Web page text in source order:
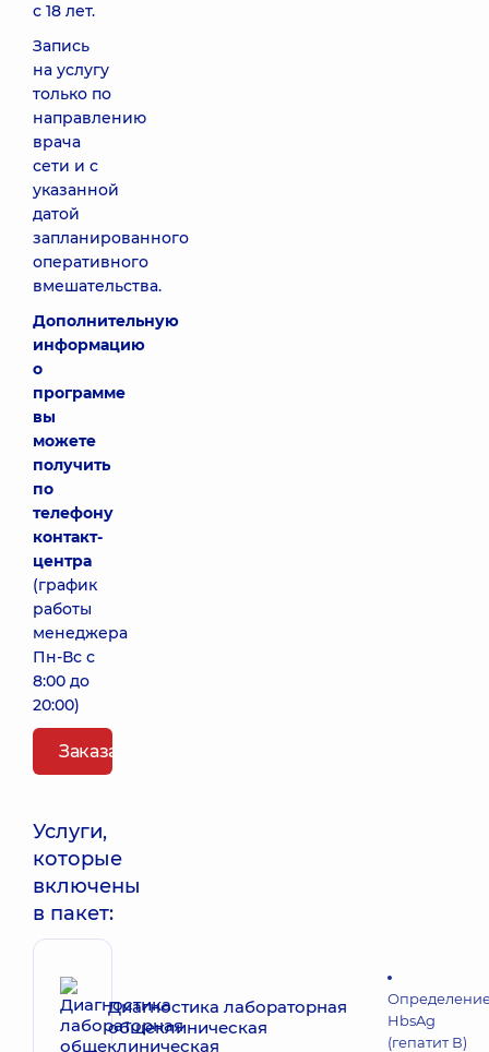
с 18 лет.
Запись
на услугу
только по
направлению
врача
сети и с
указанной
датой
запланированного
оперативного
вмешательства.
Дополнительную
информацию
о
программе
вы
можете
получить
по
телефону
контакт-
центра
(график
работы
менеджера
Пн-Вс с
8:00 до
20:00)
Заказать пакет
Услуги,
которые
включены
в пакет:
Диагностика лабораторная
общеклиническая
HbsAg
(гепатит В)